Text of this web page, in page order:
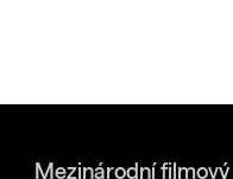
Mezinárodní